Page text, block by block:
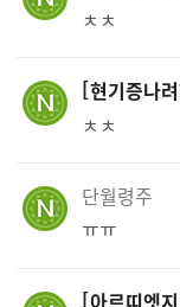
ㅊㅊ
현기증나
ㅊㅊ
단월령주
ㅠㅠ
아르띠엣지